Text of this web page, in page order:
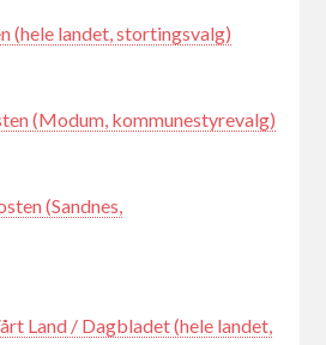
(hele landet, stortingsvalg)
(Modum, kommunestyrevalg)
(Sandnes,
Land / Dagbladet (hele landet,